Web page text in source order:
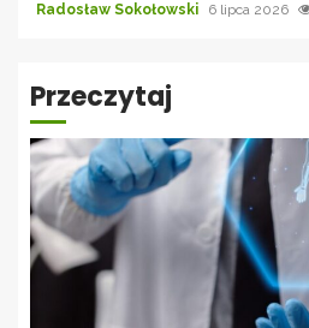
Radosław Sokołowski 6 lipca 2026
Przeczytaj